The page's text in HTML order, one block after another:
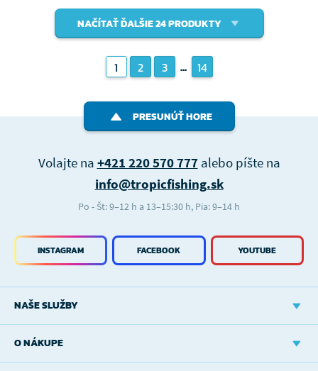
NAČÍTAŤ ĎALŠIE 24 PRODUKTY
1 2 3 ... 14
PRESUNÚŤ HORE
NAŠE SLUŽBY
O NÁKUPE
INSTAGRAM FACEBOOK YOUTUBE
Volajte na +421 220 570 777alebo píšte na
info@tropicfishing.sk
Po - Št: 9–12 h a 13–15:30 h, Pia: 9–14 h